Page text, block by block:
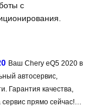
с
Ваш Chery eQ5 2020 в
автосервис,
Гарантия качества,
прямо сейчас!…